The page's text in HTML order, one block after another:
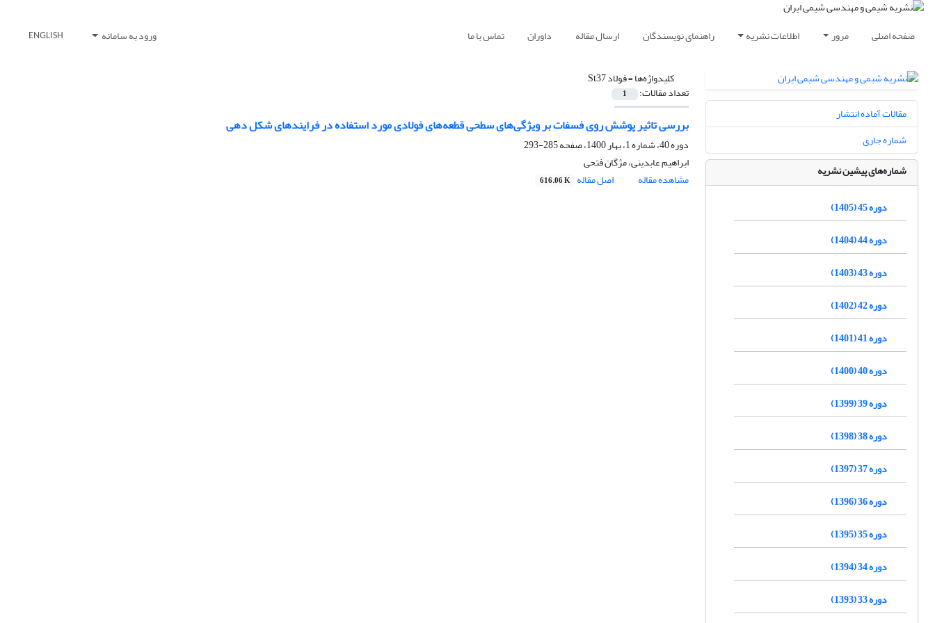
صفحه اصلی مرور اطلاعات نشریه راهنمای نویسندگان ارسال مقاله داوران تماس با ما ورود به سامانه ENGLISH
کلیدواژه‌ها =فولاد St37
تعداد مقالات: 1
بررسی تاثیر پوشش روی فسفات بر ویژگی‌های سطحی قطعه‌های فولادی مورد استفاده در فرایندهای شکل ‏دهی
دوره 40، شماره 1، بهار 1400، صفحه
285-293
ابراهیم عابدینی، مژگان فتحی
مشاهده مقاله
اصل مقاله 616.06 K
مقالات آماده انتشار
شماره جاری
شماره‌های پیشین نشریه
دوره 45 (1405)
دوره 44 (1404)
دوره 43 (1403)
دوره 42 (1402)
دوره 41 (1401)
دوره 40 (1400)
دوره 39 (1399)
دوره 38 (1398)
دوره 37 (1397)
دوره 36 (1396)
دوره 35 (1395)
دوره 34 (1394)
دوره 33 (1393)